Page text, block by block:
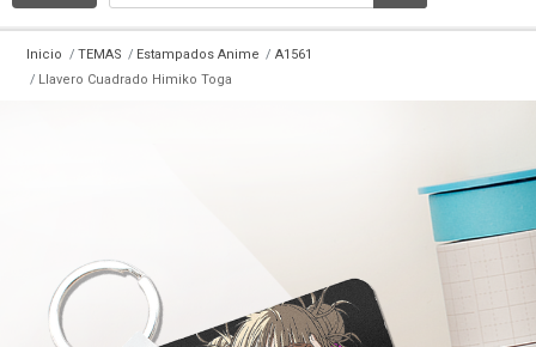
Inicio TEMAS Estampados Anime
A1561
Llavero Cuadrado Himiko Toga